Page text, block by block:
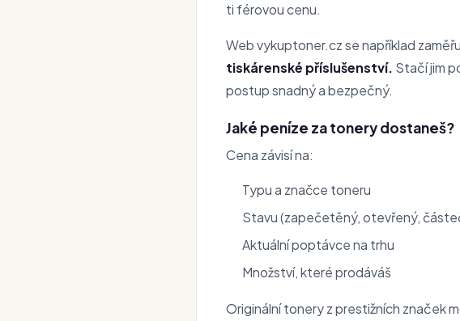
ti férovou cenu.
Web vykuptoner.cz se například
tiskárenské příslušenství. Stačí jim
postup snadný a bezpečný.
Jaké peníze za tonery dostaneš?
Cena závisí na:
Typu a značce toneru
Stavu (zapečetěný, otevřený,
Aktuální poptávce na trhu
Množství, které prodáváš
Originální tonery z prestižních značek